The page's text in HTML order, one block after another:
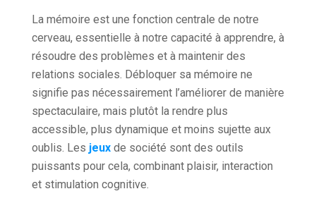
La mémoire est une fonction centrale de notre
cerveau, essentielle à notre capacité à apprendre, à
résoudre des problèmes et à maintenir des
relations sociales. Débloquer sa mémoire ne
signifie pas nécessairement l’améliorer de manière
spectaculaire, mais plutôt la rendre plus
accessible, plus dynamique et moins sujette aux
oublis. Les jeuxde société sont des outils
puissants pour cela, combinant plaisir, interaction
et stimulation cognitive.